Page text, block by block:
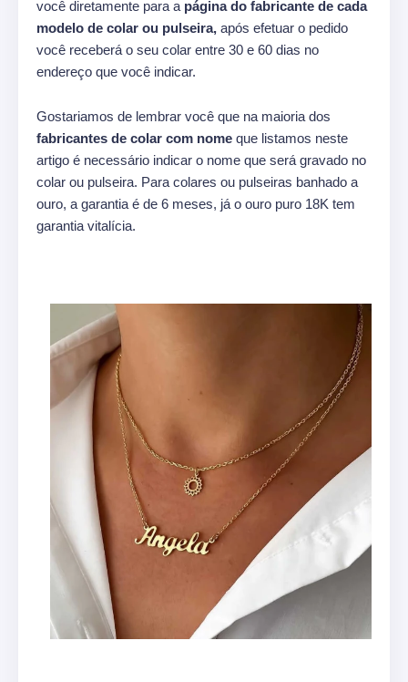
você diretamente para a página do fabricante de cada
modelo de colar ou pulseira, após efetuar o pedido
você receberá o seu colar entre 30 e 60 dias no
endereço que você indicar.
Gostariamos de lembrar você que na maioria dos
fabricantes de colar com nome que listamos neste
artigo é necessário indicar o nome que será gravado no
colar ou pulseira. Para colares ou pulseiras banhado a
ouro, a garantia é de 6 meses, já o ouro puro 18K tem
garantia vitalícia.